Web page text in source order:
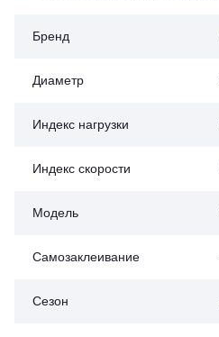
Бренд
Диаметр
Индекс нагрузки
Индекс скорости
Модель
Самозаклеивание
Сезон